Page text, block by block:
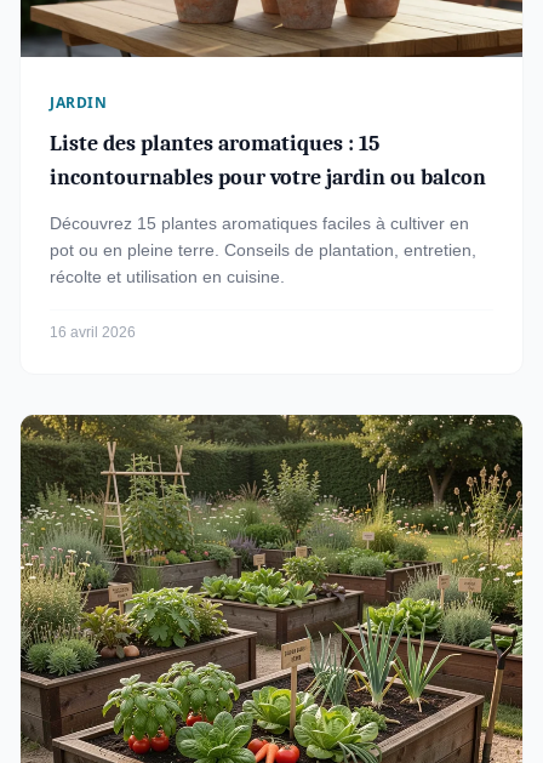
JARDIN
Liste des plantes aromatiques : 15
incontournables pour votre jardin ou balcon
Découvrez 15 plantes aromatiques faciles à cultiver en
pot ou en pleine terre. Conseils de plantation, entretien,
récolte et utilisation en cuisine.
16 avril 2026